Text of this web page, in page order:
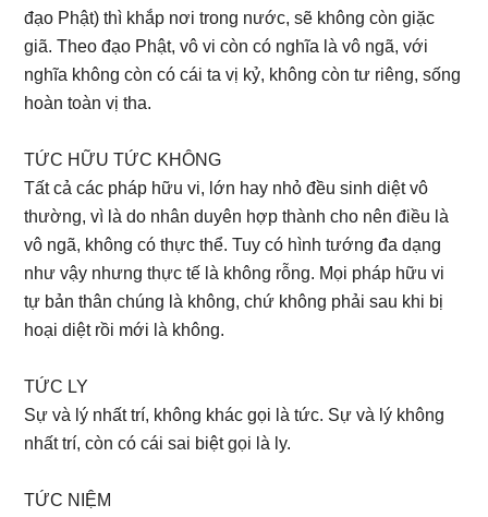
đạo Phật) thì khắp nơi trong nước, sẽ không còn giặc
giã. Theo đạo Phật, vô vi còn có nghĩa là vô ngã, với
nghĩa không còn có cái ta vị kỷ, không còn tư riêng, sống
hoàn toàn vị tha.
TỨC HỮU TỨC KHÔNG
Tất cả các pháp hữu vi, lớn hay nhỏ đều sinh diệt vô
thường, vì là do nhân duyên hợp thành cho nên điều là
vô ngã, không có thực thể. Tuy có hình tướng đa dạng
như vậy nhưng thực tế là không rỗng. Mọi pháp hữu vi
tự bản thân chúng là không, chứ không phải sau khi bị
hoại diệt rồi mới là không.
TỨC LY
Sự và lý nhất trí, không khác gọi là tức. Sự và lý không
nhất trí, còn có cái sai biệt gọi là ly.
TỨC NIỆM